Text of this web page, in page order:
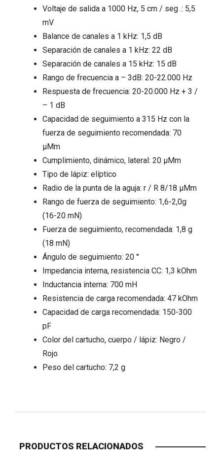
Voltaje de salida a 1000 Hz, 5 cm / seg .: 5,5
mV
Balance de canales a 1 kHz: 1,5 dB
Separación de canales a 1 kHz: 22 dB
Separación de canales a 15 kHz: 15 dB
Rango de frecuencia a – 3dB: 20-22.000 Hz
Respuesta de frecuencia: 20-20.000 Hz + 3 /
– 1 dB
Capacidad de seguimiento a 315 Hz con la
fuerza de seguimiento recomendada: 70
μMm
Cumplimiento, dinámico, lateral: 20 μMm
Tipo de lápiz: elíptico
Radio de la punta de la aguja: r / R 8/18 μMm
Rango de fuerza de seguimiento: 1,6-2,0g
(16-20 mN)
Fuerza de seguimiento, recomendada: 1,8 g
(18 mN)
Ángulo de seguimiento: 20 °
Impedancia interna, resistencia CC: 1,3 kOhm
Inductancia interna: 700 mH
Resistencia de carga recomendada: 47 kOhm
Capacidad de carga recomendada: 150-300
pF
Color del cartucho, cuerpo / lápiz: Negro /
Rojo
Peso del cartucho: 7,2 g
PRODUCTOS RELACIONADOS